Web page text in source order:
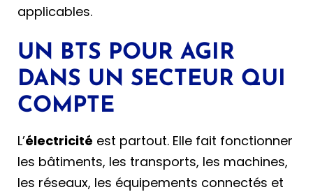
applicables.
UN BTS POUR AGIR
DANS UN SECTEUR QUI
COMPTE
L’électricité est partout. Elle fait fonctionner
les bâtiments, les transports, les machines,
les réseaux, les équipements connectés et